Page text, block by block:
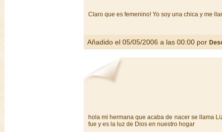
Claro que es femenino! Yo soy una chica y me
Añadido el 05/05/2006 a las 00:00 por
hola mi hermana que acaba de nacer se llama
fue y es la luz de Dios en nuestro hogar